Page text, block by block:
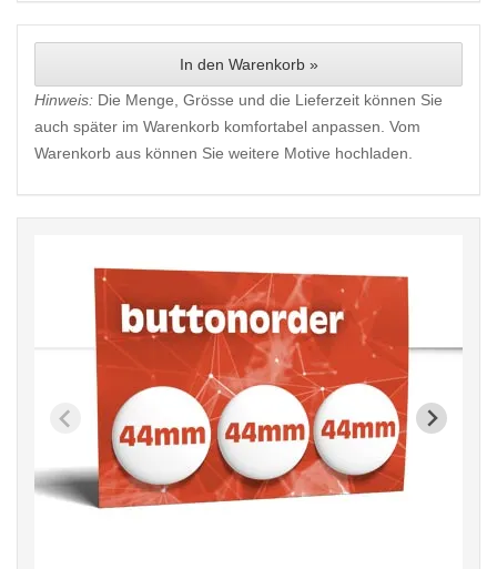
In den Warenkorb »
Hinweis: Die Menge, Grösse und die Lieferzeit können Sie
auch später im Warenkorb komfortabel anpassen. Vom
Warenkorb aus können Sie weitere Motive hochladen.